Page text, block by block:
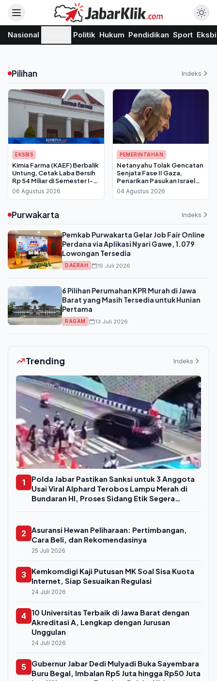
Nasional Politik Hukum Pendidikan Sport
Pilihan Indeks
EKSBIS
Kimia Farma (KAEF) Berbalik
Untung, Cetak Laba Bersih
Rp 54 Miliar di Semester I-
2026
06 Agustus 2026
PEMERINTAHAN
Netanyahu Tolak Gencatan
Senjata Fase II Gaza,
Penarikan Pasukan Israel
Batal Dilakukan
04 Agustus 2026
Purwakarta Indeks
Pemkab Purwakarta Gelar Job Fair Online
Perdana via Aplikasi Nyari Gawe, 1.079
Lowongan Tersedia
DAERAH 15 Juli 2026
6 Pilihan Perumahan KPR Murah di Jawa
Barat yang Masih Tersedia untuk Hunian
Pertama
RAGAM 13 Juli 2026
Trending Indeks
1
Polda Jabar Pastikan Sanksi untuk 3 Anggota
Usai Viral Alphard Terobos Lampu Merah di
Bundaran HI, Proses Sidang Etik Segera
2
Asuransi Hewan Peliharaan: Pertimbangan,
Cara Beli, dan Rekomendasinya
25 Juli 2026
3
Kemkomdigi Kaji Putusan MK Soal Sisa Kuota
Internet, Siap Sesuaikan Regulasi
24 Juli 2026
4
10 Universitas Terbaik di Jawa Barat dengan
Akreditasi A, Lengkap dengan Jurusan
Unggulan
24 Juli 2026
5
Gubernur Jabar Dedi Mulyadi Buka Sayembara
Buru Begal, Imbalan Rp5 Juta hingga Rp50 Juta